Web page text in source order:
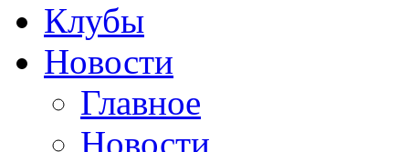
Клубы
Новости
Главное
Новости